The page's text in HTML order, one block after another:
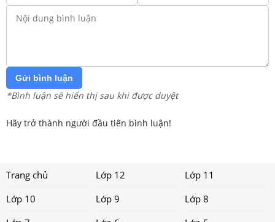
Gửi bình luận
*Bình luận sẽ hiển thị sau khi được duyệt
Hãy trở thành người đầu tiên bình luận!
Trang chủ Lớp 12
Lớp 11
Lớp 10
Lớp 9
Lớp 8